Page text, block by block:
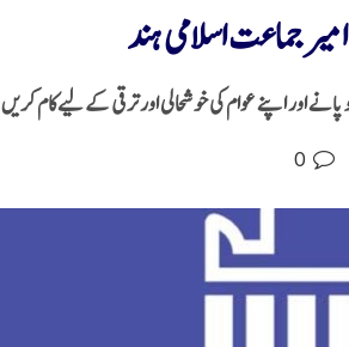
جماعت اسلامی ہند
اور اپنے عوام کی خوشحالی اور ترقی کے لیےکام کریں